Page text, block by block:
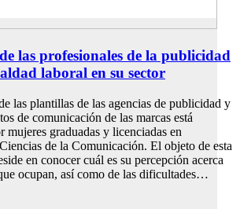
las profesionales de la publicidad
laboral en su sector
las plantillas de las agencias de publicidad y
de comunicación de las marcas está
mujeres graduadas y licenciadas en
de la Comunicación. El objeto de esta
en conocer cuál es su percepción acerca
ocupan, así como de las dificultades…